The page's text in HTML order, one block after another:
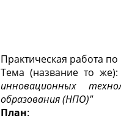
Практическая работа
Тема (название то же):
инновационных
образования (НПО)"
План: